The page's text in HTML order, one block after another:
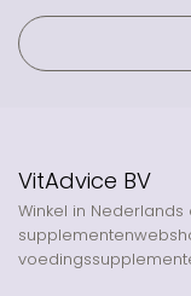
VitAdvice BV
Winkel in